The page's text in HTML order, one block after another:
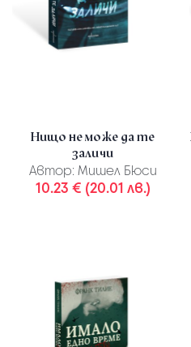
Нищо не може да те
заличи
Автор: Мишел Бюси
10.23 € (20.01 лв.)